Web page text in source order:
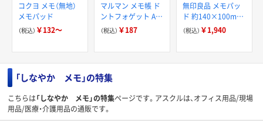
コクヨ メモ（無地）
メモパッド
（税込） ￥132～
マルマン メモ帳 ド
ントフォゲット A7
変形 6mm罫 50枚
（税込） ￥187
無印良品 メモパッ
ド 約140×100mm
20冊 02555641 良
（税込） ￥1,940
「しなやか メモ」の特集
こちらは「しなやか メモ」の特集ページです。アスクルは、オフィス用品/現場
用品/医療・介護用品の通販です。